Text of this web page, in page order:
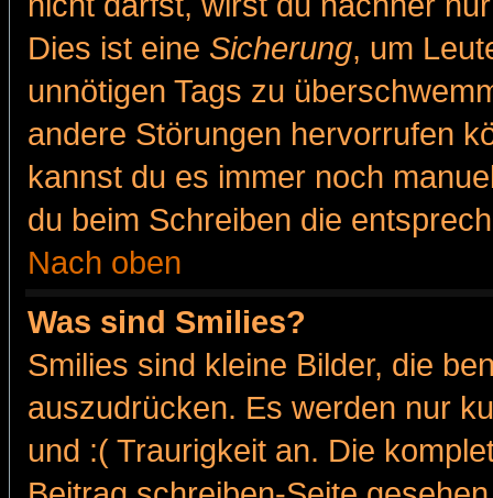
Dies ist eine Sicherung, um
unnötigen Tags zu
andere Störungen hervorrufen
kannst du es immer noch
du beim Schreiben die
Nach oben
Was sind Smilies?
Smilies sind kleine Bilder, die
auszudrücken. Es werden nur
und :( Traurigkeit an. Die